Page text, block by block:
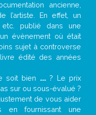
ancienne,
l’artiste. En effet, un
, etc. publié dans une
évènement où était
sujet à controverse
édité des années
soit bien ...? Le prix
sur ou sous-évalué ?
de vous aider
en fournissant une